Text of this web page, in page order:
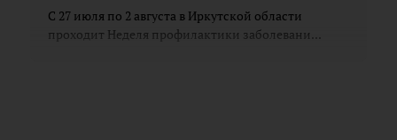
С 27 июля по 2 августа в Иркутской области
проходит Неделя профилактики заболевани...